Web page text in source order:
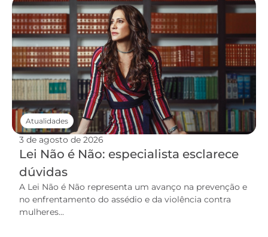
3 de agosto de 2026
Lei Não é Não: especialista esclarece
dúvidas
A Lei Não é Não representa um avanço na prevenção e
no enfrentamento do assédio e da violência contra
mulheres...
Atualidades